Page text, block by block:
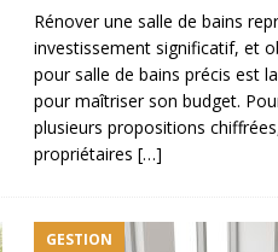
Rénover une salle de bains
investissement significatif, et
pour salle de bains précis est
pour maîtriser son budget.
plusieurs propositions
propriétaires […]
GESTION